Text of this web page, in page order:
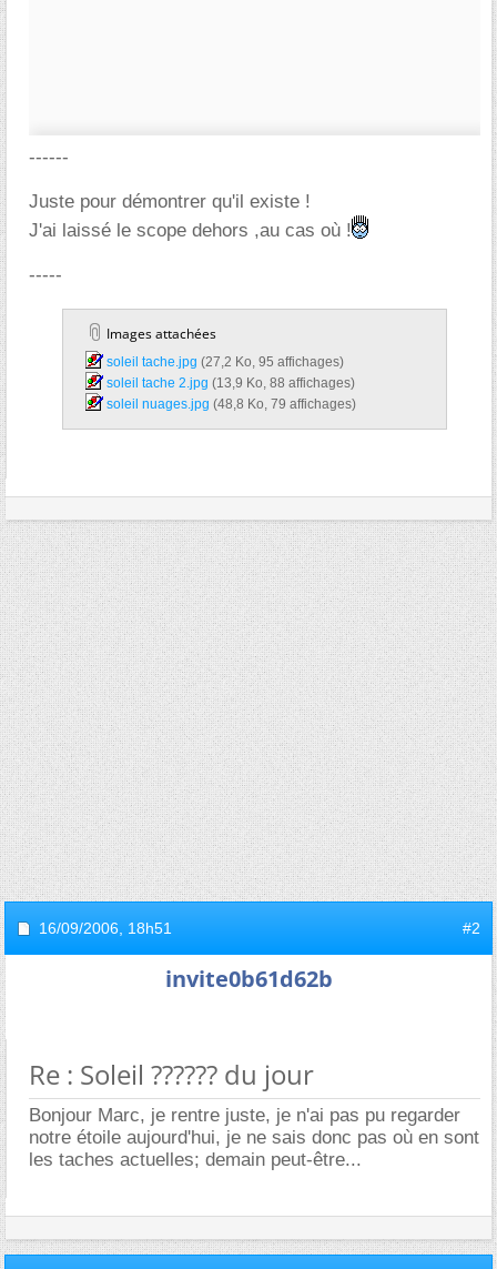
------
Juste pour démontrer qu'il existe !
J'ai laissé le scope dehors ,au cas où !
-----
Images attachées
soleil tache.jpg‎ (27,2 Ko, 95 affichages)
soleil tache 2.jpg‎ (13,9 Ko, 88 affichages)
soleil nuages.jpg‎ (48,8 Ko, 79 affichages)
16/09/2006, 18h51 #2
invite0b61d62b
Re : Soleil ?????? du jour
Bonjour Marc, je rentre juste, je n'ai pas pu regarder
notre étoile aujourd'hui, je ne sais donc pas où en sont
les taches actuelles; demain peut-être...